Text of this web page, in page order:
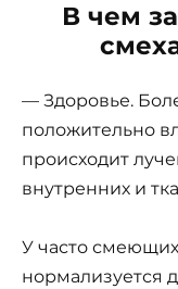
В чем
— Здоровье.
положительно
происходит
внутренних и
У часто
нормализуется